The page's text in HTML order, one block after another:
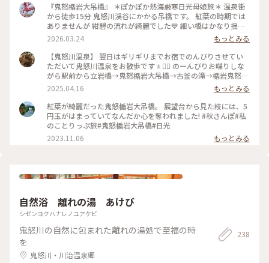
『鬼怒楯岩大吊橋』 ＊ぽかぽか熱海厳寒日光母娘旅＊ 温泉街
から徒歩15分 鬼怒川渓谷にかかる吊橋です。 紅葉の時期では
ありませんが 紺碧の流れが綺麗でした💙 細い橋はかなり揺れ
ます🤣 渓谷を吹く風が強くて 凍える寒さでした🥶 宇都宮と違
いやはり日光へ来ると 寒さ厳しかったです💦 ・ ・ #ちいさな
列車旅 #ぽかぽか熱海厳寒日光母娘旅 #母娘旅 #ことりっぷ日
光 #ことりっぷ栃木 #ドライブ #日光ドライブ #鬼怒楯岩大吊
橋 #吊橋 #橋 #鬼怒川温泉 #鬼怒川 #日光 #日光市 #栃木県 #栃
2026.03.24
もっとみる
【鬼怒川温泉】 翌日はギリギリまでお宿でのんびりさせてい
ただいて鬼怒川温泉をお散歩です🚶🚶‍♂️ のーんびりお喋りしな
がら駅前から立岩橋→鬼怒楯岩大吊橋→古釜の滝→楯岩鬼怒姫
神社→鬼怒川駅前広場の足湯 鬼怒太の湯と温泉街を小さくく
るっとしてきました👣 私たち以外にもちらほらお散歩をする
人たちもいて みなさんのんびりとした時間を楽しまれていま
した🥰 スポットは奇跡的に青空がのぞいた一枚が撮れた📸鬼
怒楯大岩吊橋にしてあります📍 （2025.3.30） #温泉 #温泉街
#鬼 #吊橋 #滝 #お散歩 #鬼怒川温泉 #鬼怒川 #雪の日光鬼怒川
2025.04.16
もっとみる
紅葉が綺麗だった鬼怒楯岩大吊橋。 展望台から見た枝には、5
円玉がはまっていてなんだか心を奪われました! #秋さんぽ#私
のことりっぷ旅#鬼怒楯岩大吊橋#日光
2023.11.06
もっとみる
自然浴 離れの湯 あけび
シゼンヨクハナレノユアケビ
鬼怒川の自然に包まれた離れの湯処で至福の時
を
鬼怒川・川治温泉郷
238